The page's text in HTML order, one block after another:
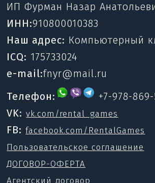
ИП Фурман Назар
ИНН:910800010383
Наш адрес: Компьютерный
ICQ: 175733024
e-mail:fnyr@mail.ru
Телефон:
+7-978-869-
VK: vk.com/rental_games
FB: facebook.com/RentalGames
Пользовательское соглашение
ДОГОВОР-ОФЕРТА
Агентский договор